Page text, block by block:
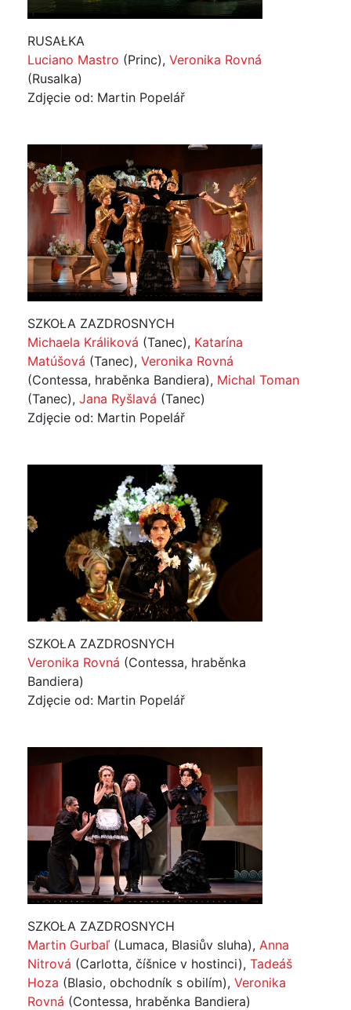
RUSAŁKA
Luciano Mastro (Princ), Veronika Rovná
(Rusalka)
Zdjęcie od: Martin Popelář
SZKOŁA ZAZDROSNYCH
Michaela Králiková (Tanec), Katarína
Matúšová (Tanec), Veronika Rovná
(Contessa, hraběnka Bandiera), Michal Toman
(Tanec), Jana Ryšlavá (Tanec)
Zdjęcie od: Martin Popelář
SZKOŁA ZAZDROSNYCH
Veronika Rovná (Contessa, hraběnka
Bandiera)
Zdjęcie od: Martin Popelář
SZKOŁA ZAZDROSNYCH
Martin Gurbaľ (Lumaca, Blasiův sluha), Anna
Nitrová (Carlotta, číšnice v hostinci), Tadeáš
Hoza (Blasio, obchodník s obilím), Veronika
Rovná (Contessa, hraběnka Bandiera)